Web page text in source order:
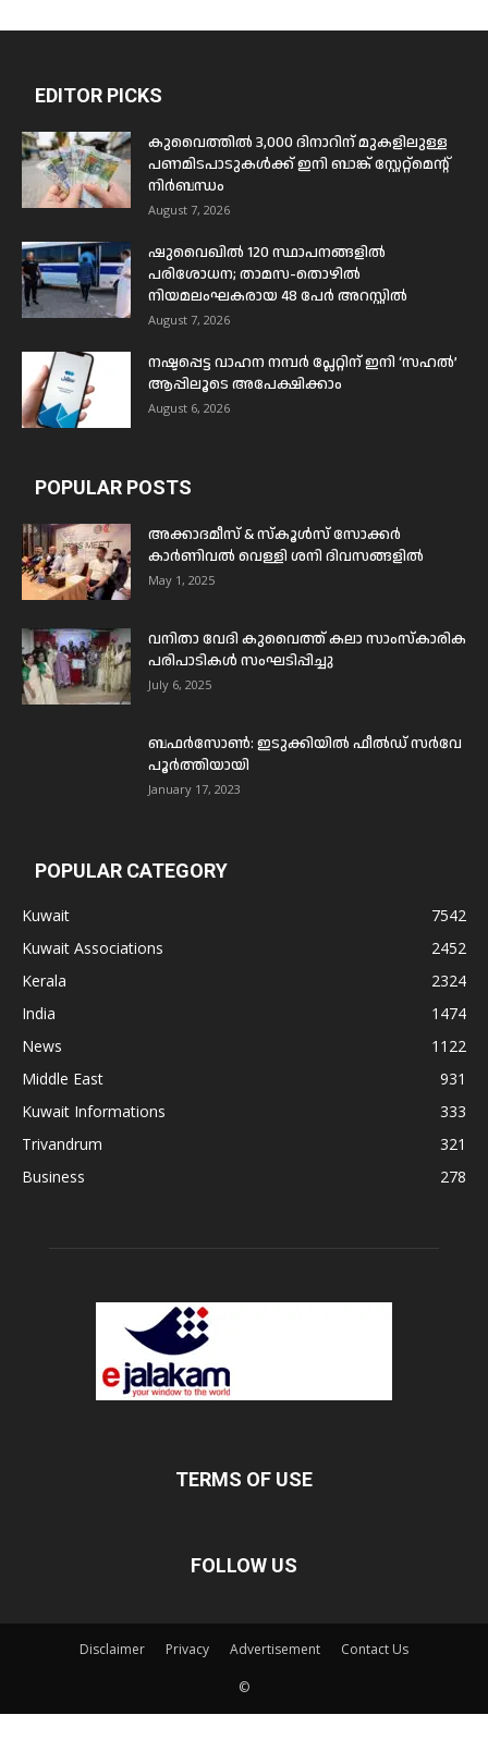
EDITOR PICKS
കുവൈത്തിൽ 3,000 ദിനാറിന് മുകളിലുള്ള
പണമിടപാടുകൾക്ക് ഇനി ബാങ്ക് സ്റ്റേറ്റ്മെന്റ്
നിർബന്ധം
August 7, 2026
ഷുവൈഖിൽ 120 സ്ഥാപനങ്ങളിൽ
പരിശോധന; താമസ-തൊഴിൽ
നിയമലംഘകരായ 48 പേർ അറസ്റ്റിൽ
August 7, 2026
നഷ്ടപ്പെട്ട വാഹന നമ്പർ പ്ലേറ്റിന് ഇനി ‘സഹൽ’
ആപ്പിലൂടെ അപേക്ഷിക്കാം
August 6, 2026
POPULAR POSTS
അക്കാദമീസ് & സ്കൂൾസ് സോക്കർ
കാർണിവൽ വെള്ളി ശനി ദിവസങ്ങളിൽ
May 1, 2025
വനിതാ വേദി കുവൈത്ത് കലാ സാംസ്കാരിക
പരിപാടികൾ സംഘടിപ്പിച്ചു
July 6, 2025
ബഫര്‍സോണ്‍: ഇടുക്കിയില്‍ ഫീല്‍ഡ് സര്‍വേ
പൂര്‍ത്തിയായി
January 17, 2023
POPULAR CATEGORY
Kuwait
7542
Kuwait Associations
2452
Kerala
2324
India
1474
News
1122
Middle East
931
Kuwait Informations
333
Trivandrum
321
Business
278
TERMS OF USE
FOLLOW US
Disclaimer Privacy Advertisement Contact Us
©